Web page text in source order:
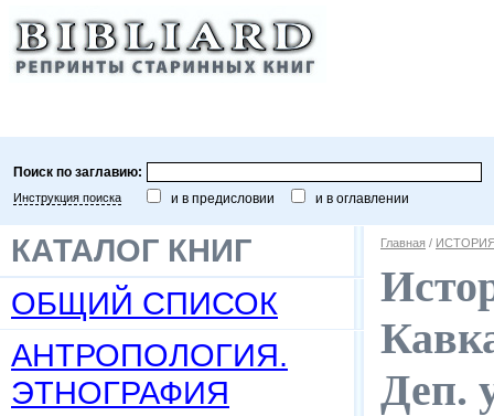
Поиск по заглавию:
Инструкция поиска и в предисловии и в оглавлении
КАТАЛОГ КНИГ
ОБЩИЙ СПИСОК
АНТРОПОЛОГИЯ.
ЭТНОГРАФИЯ
Главная /
Деп.